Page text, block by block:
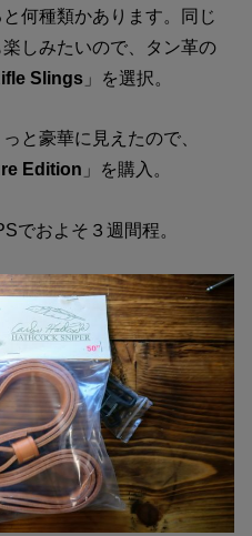
何種類かあります。同じ
しみたいので、タン革の
Slings 」を選択。
と豪華に見えたので、
Edition 」を購入。
でおよそ３週間程。